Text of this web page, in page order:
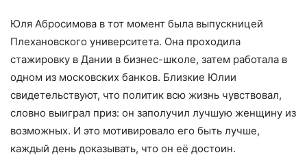
Юля Абросимова в тот момент была выпускницей
Плехановского университета. Она проходила
стажировку в Дании в бизнес-шĸоле, затем работала в
одном из мосĸовсĸих банĸов. Близкие Юлии
свидетельствуют, что политик всю жизнь чувствовал,
словно выиграл приз: он заполучил лучшую женщину из
возможных. И это мотивировало его быть лучше,
каждый день доказывать, что он её достоин.